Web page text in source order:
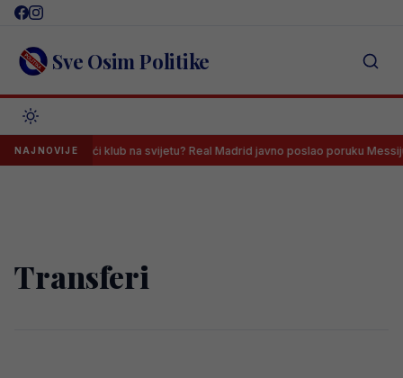
Skip
content Sve Osim Politike
NAJNOVIJE
Zašto su najveći klub na svijetu? Real Madrid javno poslao poruku Messiju
Transferi